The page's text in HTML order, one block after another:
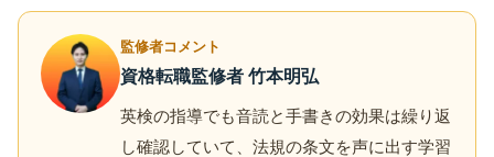
監修者コメント
資格転職監修者 竹本明弘
英検の指導でも音読と手書きの効果は繰り返
し確認していて、法規の条文を声に出す学習